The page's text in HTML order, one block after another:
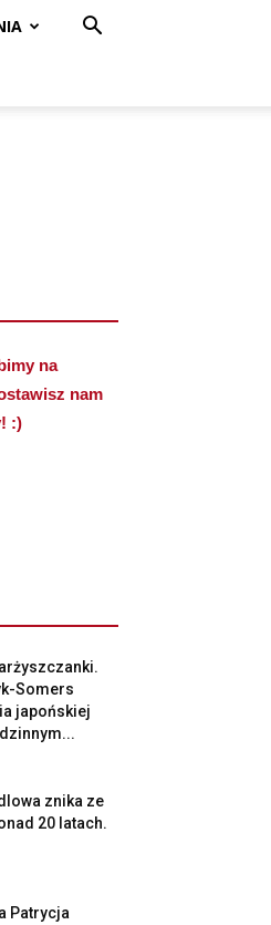
na
nam
:)
Somers
japońskiej
znika ze
20 latach.
Patrycja